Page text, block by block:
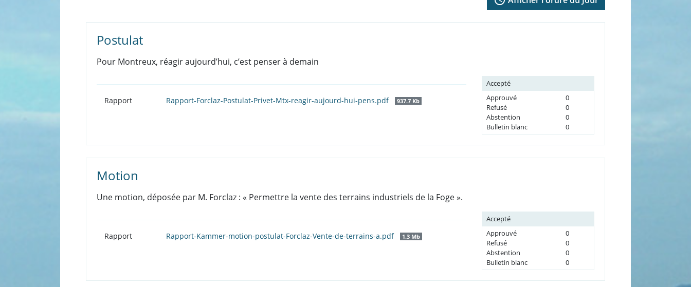
Postulat
Pour Montreux, réagir aujourd’hui, c’est penser à demain
Rapport Rapport-Forclaz-Postulat-Privet-Mtx-reagir-aujourd-hui-pens.pdf 937.7 Kb
Accepté
Approuvé
0
Refusé
0
Abstention
0
Bulletin blanc
0
Motion
Une motion, déposée par M. Forclaz : « Permettre la vente des terrains industriels de la Foge ».
Rapport Rapport-Kammer-motion-postulat-Forclaz-Vente-de-terrains-a.pdf 1.3 Mb
Accepté
Approuvé
0
Refusé
0
Abstention
0
Bulletin blanc
0